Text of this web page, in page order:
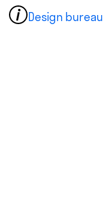
Design bureau